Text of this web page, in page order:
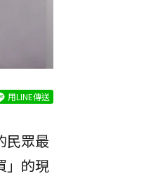
用LINE傳送
民眾最
」的現